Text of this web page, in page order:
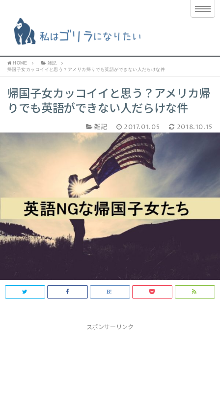
HOME
雑記
帰国子女カッコイイと思う？アメリカ帰りでも英語ができない人だらけな件
帰国子女カッコイイと思う？アメリカ帰
りでも英語ができない人だらけな件
雑記 2017.01.05 2018.10.15
スポンサーリンク